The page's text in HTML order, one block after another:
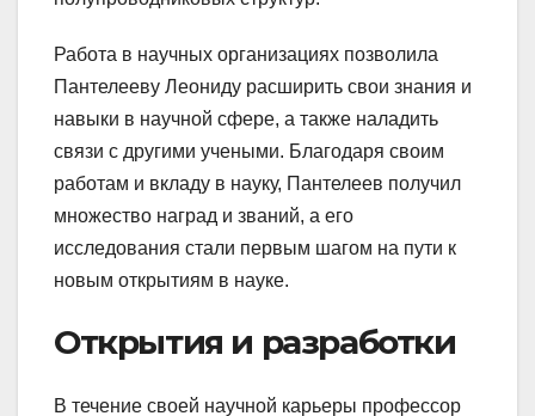
Работа в научных организациях позволила
Пантелееву Леониду расширить свои знания и
навыки в научной сфере, а также наладить
связи с другими учеными. Благодаря своим
работам и вкладу в науку, Пантелеев получил
множество наград и званий, а его
исследования стали первым шагом на пути к
новым открытиям в науке.
Открытия и разработки
В течение своей научной карьеры профессор